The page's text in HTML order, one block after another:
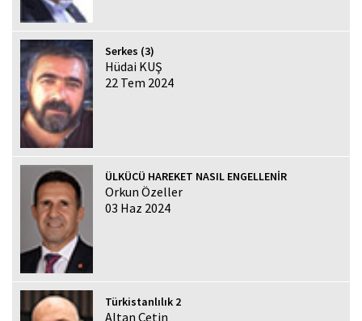
Serkes (3)
Hüdai KUŞ
22 Tem 2024
ÜLKÜCÜ HAREKET NASIL ENGELLENİR
Orkun Özeller
03 Haz 2024
Türkistanlılık 2
Altan Çetin